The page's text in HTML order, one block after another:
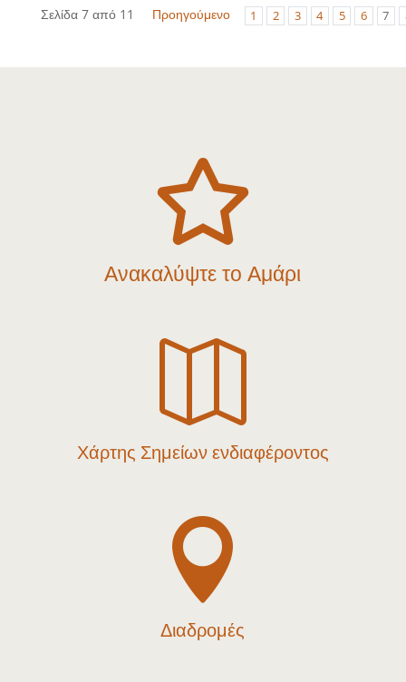
Σελίδα 7 από 11 Προηγούμενο 1 2 3 4 5 6 7

Ανακαλύψτε το Αμάρι

Χάρτης Σημείων ενδιαφέροντος

Διαδρομές